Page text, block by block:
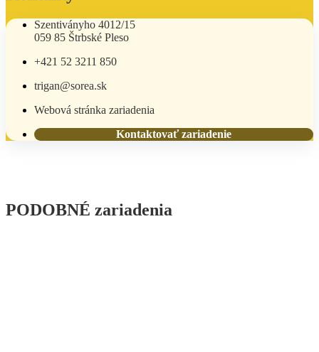
Szentiványho 4012/15
059 85 Štrbské Pleso
+421 52 3211 850
trigan@sorea.sk
Webová stránka zariadenia
Kontaktovať zariadenie
PODOBNÉ zariadenia